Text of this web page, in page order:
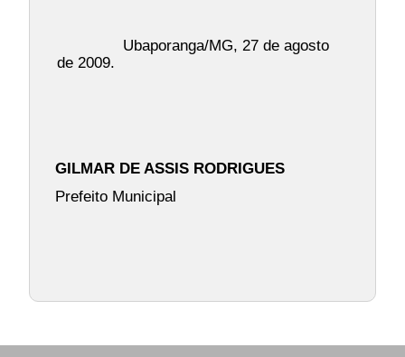
Ubaporanga/MG, 27 de agosto
de 2009.
GILMAR DE ASSIS RODRIGUES
Prefeito Municipal